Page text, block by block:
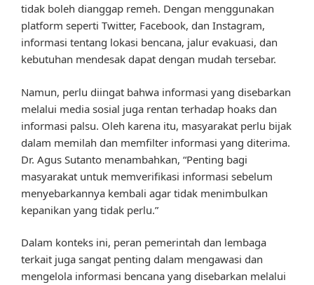
tidak boleh dianggap remeh. Dengan menggunakan
platform seperti Twitter, Facebook, dan Instagram,
informasi tentang lokasi bencana, jalur evakuasi, dan
kebutuhan mendesak dapat dengan mudah tersebar.
Namun, perlu diingat bahwa informasi yang disebarkan
melalui media sosial juga rentan terhadap hoaks dan
informasi palsu. Oleh karena itu, masyarakat perlu bijak
dalam memilah dan memfilter informasi yang diterima.
Dr. Agus Sutanto menambahkan, “Penting bagi
masyarakat untuk memverifikasi informasi sebelum
menyebarkannya kembali agar tidak menimbulkan
kepanikan yang tidak perlu.”
Dalam konteks ini, peran pemerintah dan lembaga
terkait juga sangat penting dalam mengawasi dan
mengelola informasi bencana yang disebarkan melalui